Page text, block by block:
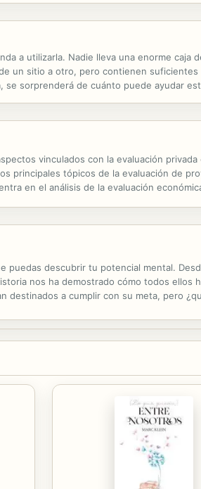
a utilizarla. Nadie lleva una enorme caja
un sitio a otro, pero contienen
sorprenderá de cuánto puede ayudar
vinculados con la evaluación
principales tópicos de la evaluación de
en el análisis de la evaluación
descubrir tu potencial mental.
nos ha demostrado cómo todos ellos
a cumplir con su meta, pero